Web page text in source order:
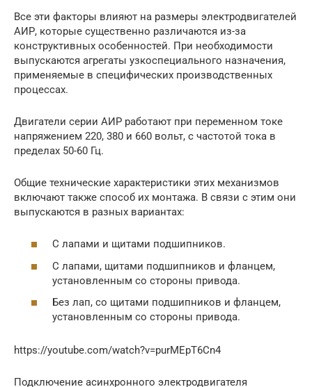
Все эти факторы влияют на размеры электродвигателей
АИР, которые существенно различаются из-за
конструктивных особенностей. При необходимости
выпускаются агрегаты узкоспециального назначения,
применяемые в специфических производственных
процессах.
Двигатели серии АИР работают при переменном токе
напряжением 220, 380 и 660 вольт, с частотой тока в
пределах 50-60 Гц.
Общие технические характеристики этих механизмов
включают также способ их монтажа. В связи с этим они
выпускаются в разных вариантах:
С лапами и щитами подшипников.
С лапами, щитами подшипников и фланцем,
установленным со стороны привода.
Без лап, со щитами подшипников и фланцем,
установленным со стороны привода.
https://youtube.com/watch?v=purMEpT6Cn4
Подключение асинхронного электродвигателя